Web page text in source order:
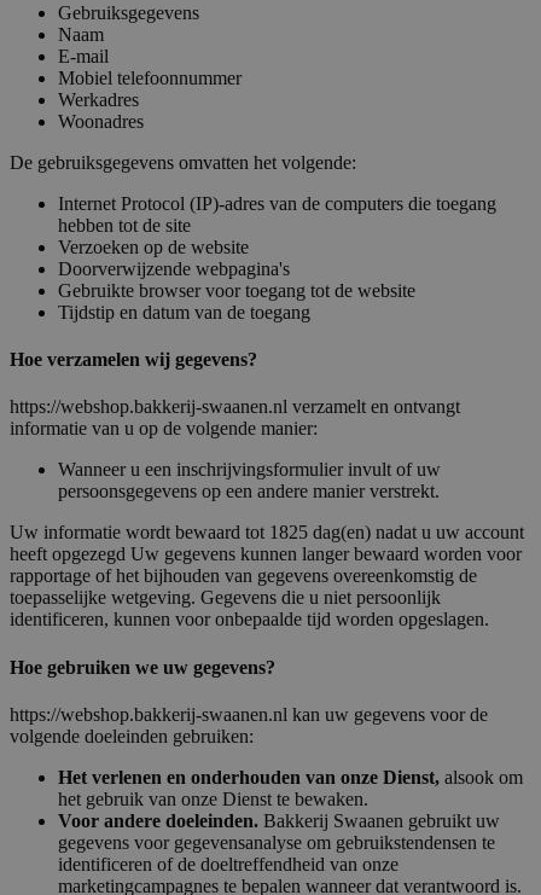
Gebruiksgegevens
Naam
E-mail
Mobiel telefoonnummer
Werkadres
Woonadres
De gebruiksgegevens omvatten het volgende:
Internet Protocol (IP)-adres van de computers die toegang
hebben tot de site
Verzoeken op de website
Doorverwijzende webpagina's
Gebruikte browser voor toegang tot de website
Tijdstip en datum van de toegang
Hoe verzamelen wij gegevens?
https://webshop.bakkerij-swaanen.nl verzamelt en ontvangt
informatie van u op de volgende manier:
Wanneer u een inschrijvingsformulier invult of uw
persoonsgegevens op een andere manier verstrekt.
Uw informatie wordt bewaard tot 1825 dag(en) nadat u uw account
heeft opgezegd Uw gegevens kunnen langer bewaard worden voor
rapportage of het bijhouden van gegevens overeenkomstig de
toepasselijke wetgeving. Gegevens die u niet persoonlijk
identificeren, kunnen voor onbepaalde tijd worden opgeslagen.
Hoe gebruiken we uw gegevens?
https://webshop.bakkerij-swaanen.nl kan uw gegevens voor de
volgende doeleinden gebruiken:
Het verlenen en onderhouden van onze Dienst, alsook om
het gebruik van onze Dienst te bewaken.
Voor andere doeleinden. Bakkerij Swaanen gebruikt uw
gegevens voor gegevensanalyse om gebruikstendensen te
identificeren of de doeltreffendheid van onze
marketingcampagnes te bepalen wanneer dat verantwoord is.